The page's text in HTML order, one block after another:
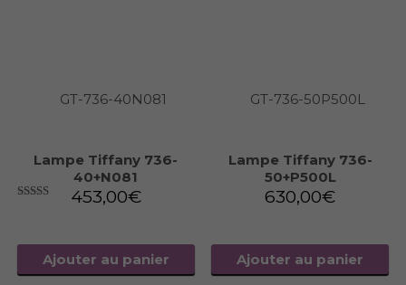
Lampe Tiffany 736-
40+N081
453,00€
Ajouter au panier
Lampe Tiffany 736-
50+P500L
630,00€
Ajouter au panier